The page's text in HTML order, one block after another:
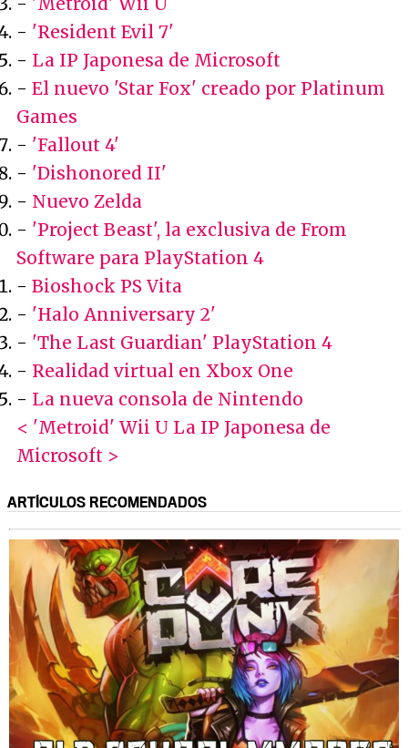
- 'Resident Evil 7'
- La IP Japonesa de Microsoft
- El nuevo 'Star Fox' creado por Platinum
Games
- 'Fallout 4'
- 'Dishonored II'
- Nuevo Zelda
- 'Project Beast', la exclusiva de From
Software para PlayStation 4
- Bioshock PS Vita
- 'Halo Anniversary 2'
- 'The Last Guardian' PlayStation 4
- Realidad virtual en Xbox One
- La nueva consola de Nintendo
< 'Metroid' Wii U La IP Japonesa de
Microsoft >
ARTÍCULOS RECOMENDADOS